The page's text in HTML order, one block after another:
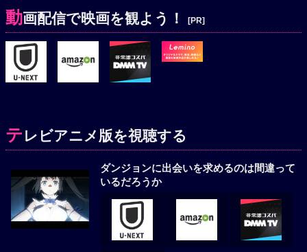
動画配信で映画を観よう！ [PR]
テ レビアニメ版を視聴する
ダンジョンに出会いを求めるのは間違って
いるだろうか